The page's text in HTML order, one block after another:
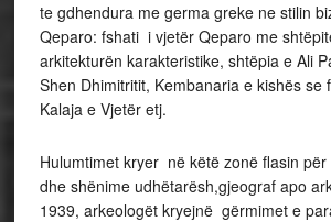
te gdhendura me germa greke ne stilin
Qeparo: fshati i vjetër Qeparo me
arkitekturën karakteristike, shtëpia e Ali
Shen Dhimitritit, Kembanaria e kishës se
Kalaja e Vjetër etj.
Hulumtimet kryer në këtë zonë flasin
dhe shënime udhëtarësh,gjeograf apo
1939, arkeologët kryejnë gërmimet e